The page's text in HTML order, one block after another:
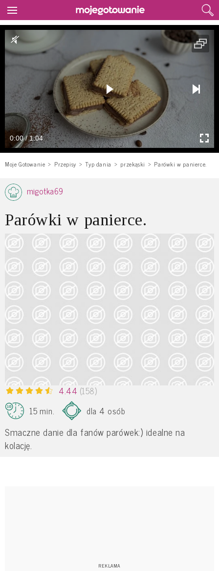
0:00 / 1:04
Moje Gotowanie Przepisy Typ dania przekąski Parówki w panierce.
migotka69
Parówki w panierce.
4.44 (158)
15 min.
dla 4 osób
Smaczne danie dla fanów parówek:) idealne na
kolację.